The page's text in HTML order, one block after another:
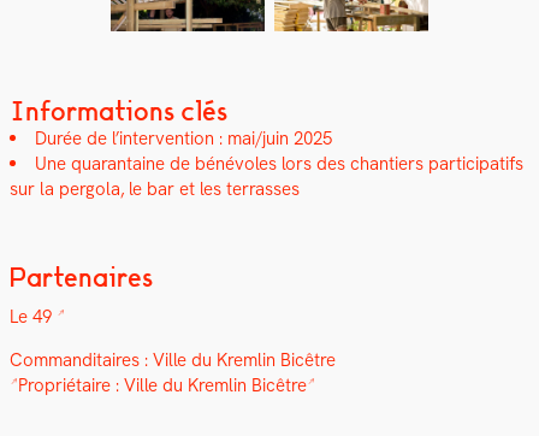
Informations clés
Durée de l’intervention : mai/juin 2025
Une quar­an­taine de bénév­oles lors des chantiers par­tic­i­pat­ifs
sur la per­go­la, le bar et les ter­rass­es
Partenaires
Le 49
Com­man­di­taires : Ville du Krem­lin Bicêtre
Pro­prié­taire : Ville du Krem­lin Bicêtre